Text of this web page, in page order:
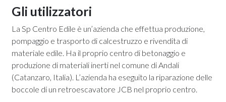
Gli utilizzatori
La Sp Centro Edile è un’azienda che effettua produzione,
pompaggio e trasporto di calcestruzzo e rivendita di
materiale edile. Ha il proprio centro di betonaggio e
produzione di materiali inerti nel comune di Andali
(Catanzaro, Italia). L’azienda ha eseguito la riparazione delle
boccole di un retroescavatore JCB nel proprio centro.